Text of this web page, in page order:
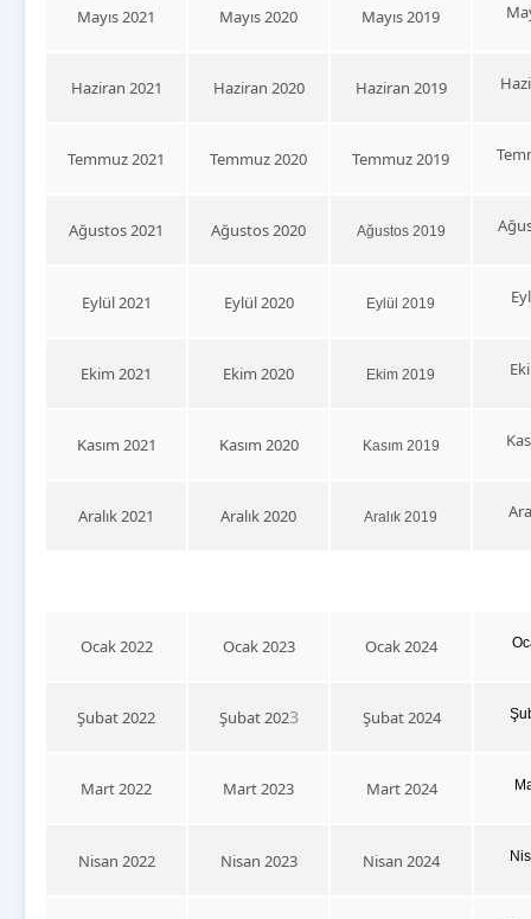
Mayıs 2021 Mayıs 2020 Mayıs 2019
Haziran 2021 Haziran 2020 Haziran 2019
Temmuz 2021 Temmuz 2020 Temmuz 2019
Ağustos 2021 Ağustos 2020 Ağustos 2019
Eylül 2021 Eylül 2020 Eylül 2019
Ekim 2021 Ekim 2020 Ekim 2019
Kasım 2021 Kasım 2020 Kasım 2019
Aralık 2021 Aralık 2020 Aralık 2019
Ocak 2022 Ocak 2023 Ocak 2024
Şubat 2022 Şubat 2023 Şubat 2024
Mart 2022 Mart 2023 Mart 2024
Nisan 2022 Nisan 2023 Nisan 2024